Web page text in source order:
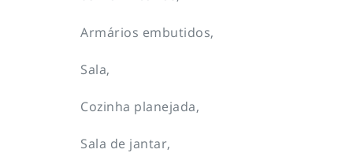
Armários embutidos,
Sala,
Cozinha planejada,
Sala de jantar,